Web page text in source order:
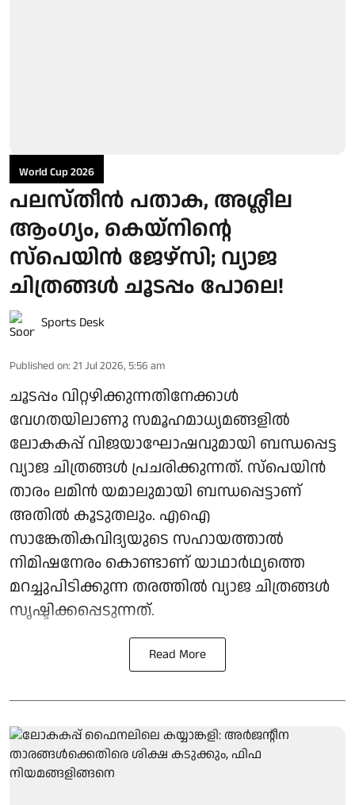
World Cup 2026
പലസ്തീൻ പതാക, അശ്ലീല
ആംഗ്യം, കെയ്‌നിന്റെ
സ്‌പെയിൻ ജേഴ്‌സി; വ്യാജ
ചിത്രങ്ങൾ ചൂടപ്പം പോലെ!
Sports Desk
Published on: 21 Jul 2026, 5:56 am
ചൂടപ്പം വിറ്റഴിക്കുന്നതിനേക്കാൾ
വേഗതയിലാണു സമൂഹമാധ്യമങ്ങളിൽ
ലോകകപ്പ് വിജയാഘോഷവുമായി ബന്ധപ്പെട്ട
വ്യാജ ചിത്രങ്ങൾ പ്രചരിക്കുന്നത്. സ്‌പെയിൻ
താരം ലമിൻ യമാലുമായി ബന്ധപ്പെട്ടാണ്
അതിൽ കൂടുതലും. എഐ
സാങ്കേതികവിദ്യയുടെ സഹായത്താൽ
നിമിഷനേരം കൊണ്ടാണ് യാഥാർഥ്യത്തെ
മറച്ചുപിടിക്കുന്ന തരത്തിൽ വ്യാജ ചിത്രങ്ങൾ
സൃഷ്ടിക്കപ്പെടുന്നത്.
Read More